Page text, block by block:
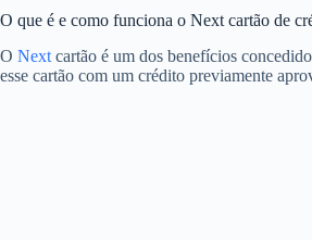
O que é e como funciona o Next cartão de
O Next cartão é um dos benefícios
esse cartão com um crédito previamente